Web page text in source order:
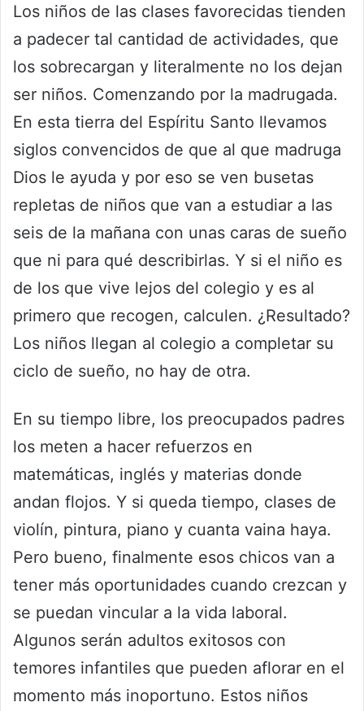
Los niños de las clases favorecidas tienden
a padecer tal cantidad de actividades, que
los sobrecargan y literalmente no los dejan
ser niños. Comenzando por la madrugada.
En esta tierra del Espíritu Santo llevamos
siglos convencidos de que al que madruga
Dios le ayuda y por eso se ven busetas
repletas de niños que van a estudiar a las
seis de la mañana con unas caras de sueño
que ni para qué describirlas. Y si el niño es
de los que vive lejos del colegio y es al
primero que recogen, calculen. ¿Resultado?
Los niños llegan al colegio a completar su
ciclo de sueño, no hay de otra.
En su tiempo libre, los preocupados padres
los meten a hacer refuerzos en
matemáticas, inglés y materias donde
andan flojos. Y si queda tiempo, clases de
violín, pintura, piano y cuanta vaina haya.
Pero bueno, finalmente esos chicos van a
tener más oportunidades cuando crezcan y
se puedan vincular a la vida laboral.
Algunos serán adultos exitosos con
temores infantiles que pueden aflorar en el
momento más inoportuno. Estos niños